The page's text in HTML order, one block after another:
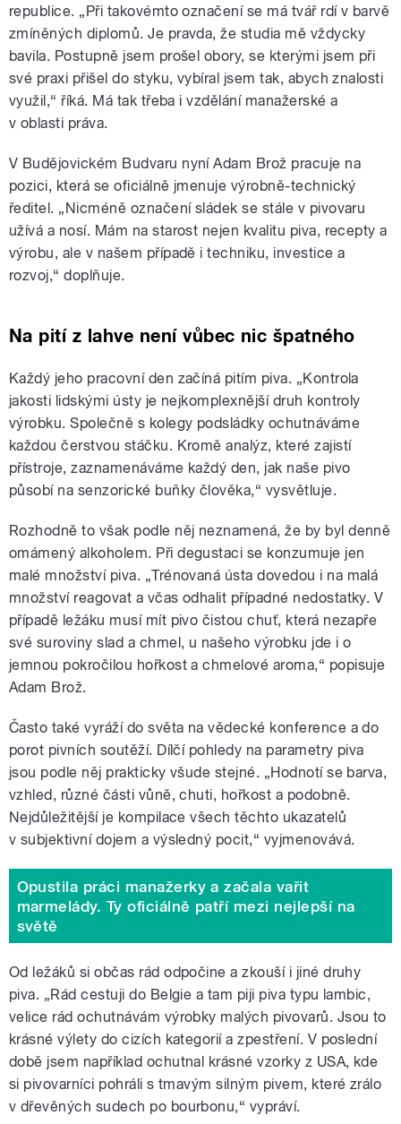
republice. „Při takovémto označení se má tvář rdí v barvě
zmíněných diplomů. Je pravda, že studia mě vždycky
bavila. Postupně jsem prošel obory, se kterými jsem při
své praxi přišel do styku, vybíral jsem tak, abych znalosti
využil,“ říká. Má tak třeba i vzdělání manažerské a
v oblasti práva.
V Budějovickém Budvaru nyní Adam Brož pracuje na
pozici, která se oficiálně jmenuje výrobně-technický
ředitel. „Nicméně označení sládek se stále v pivovaru
užívá a nosí. Mám na starost nejen kvalitu piva, recepty a
výrobu, ale v našem případě i techniku, investice a
rozvoj,“ doplňuje.
Na pití z lahve není vůbec nic špatného
Každý jeho pracovní den začíná pitím piva. „Kontrola
jakosti lidskými ústy je nejkomplexnější druh kontroly
výrobku. Společně s kolegy podsládky ochutnáváme
každou čerstvou stáčku. Kromě analýz, které zajistí
přístroje, zaznamenáváme každý den, jak naše pivo
působí na senzorické buňky člověka,“ vysvětluje.
Rozhodně to však podle něj neznamená, že by byl denně
omámený alkoholem. Při degustaci se konzumuje jen
malé množství piva. „Trénovaná ústa dovedou i na malá
množství reagovat a včas odhalit případné nedostatky. V
případě ležáku musí mít pivo čistou chuť, která nezapře
své suroviny slad a chmel, u našeho výrobku jde i o
jemnou pokročilou hořkost a chmelové aroma,“ popisuje
Adam Brož.
Často také vyráží do světa na vědecké konference a do
porot pivních soutěží. Dílčí pohledy na parametry piva
jsou podle něj prakticky všude stejné. „Hodnotí se barva,
vzhled, různé části vůně, chuti, hořkost a podobně.
Nejdůležitější je kompilace všech těchto ukazatelů
v subjektivní dojem a výsledný pocit,“ vyjmenovává.
Opustila práci manažerky a začala vařit
marmelády. Ty oficiálně patří mezi nejlepší na
světě
Od ležáků si občas rád odpočine a zkouší i jiné druhy
piva. „Rád cestuji do Belgie a tam piji piva typu lambic,
velice rád ochutnávám výrobky malých pivovarů. Jsou to
krásné výlety do cizích kategorií a zpestření. V poslední
době jsem například ochutnal krásné vzorky z USA, kde
si pivovarníci pohráli s tmavým silným pivem, které zrálo
v dřevěných sudech po bourbonu,“ vypráví.